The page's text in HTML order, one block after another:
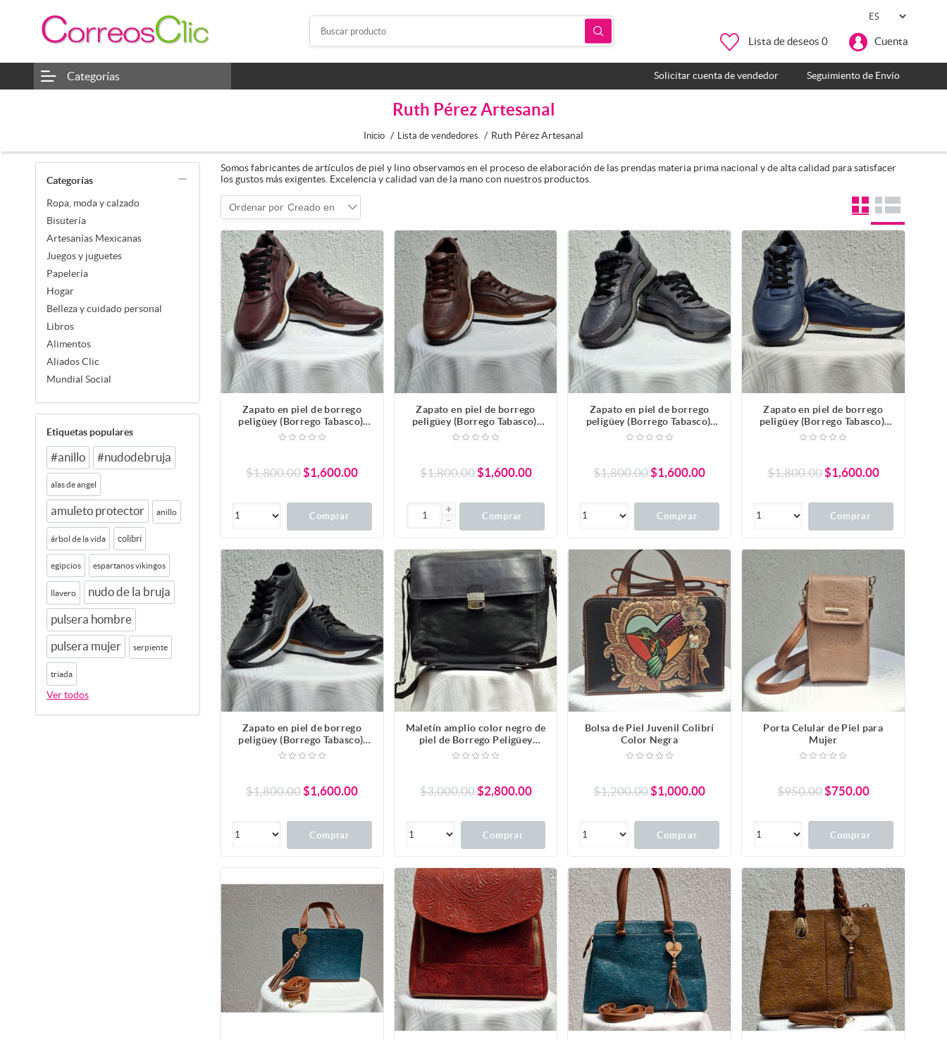
Lista de deseos 0 Cuenta
Categorías Solicitar cuenta de vendedor Seguimiento de Envío
Ruth Pérez Artesanal
Inicio / Lista de vendedores / Ruth Pérez Artesanal
Categorías
Ropa, moda y calzado
Bisutería
Artesanías Mexicanas
Juegos y juguetes
Papelería
Hogar
Belleza y cuidado personal
Libros
Alimentos
Aliados Clic
Mundial Social
Etiquetas populares
#anillo #nudodebruja
alas de angel
amuleto protector anillo
árbol de la vida colibri
egipcios espartanos vikingos
llavero nudo de la bruja
pulsera hombre
pulsera mujer serpiente
triada
Ver todos
Somos fabricantes de artículos de piel y lino observamos en el proceso de elaboración de las prendas materia prima nacional y de alta calidad para satisfacer
los gustos más exigentes. Excelencia y calidad van de la mano con nuestros productos.
Ordenar por Creado en
Zapato en piel de borrego
peligüey (Borrego Tabasco).
Color Tabaco
$1,800.00 $1,600.00
Comprar
Zapato en piel de borrego
peligüey (Borrego Tabasco).
Color Café con Grabado en
$1,800.00 $1,600.00
Comprar
Zapato en piel de borrego
peligüey (Borrego Tabasco).
Color Gris
$1,800.00 $1,600.00
Comprar
Zapato en piel de borrego
peligüey (Borrego Tabasco).
Color Azul Marino Unisex
$1,800.00 $1,600.00
Comprar
Zapato en piel de borrego
peligüey (Borrego Tabasco).
Color Negro. Unisex
$1,800.00$1,600.00
Comprar
Maletín amplio color negro de
piel de Borrego Peligüey
(Borrego Tabasco)
$3,000.00$2,800.00
Comprar
Bolsa de Piel Juvenil Colibrí
Color Negra
$1,200.00$1,000.00
Comprar
Porta Celular de Piel para
Mujer
$950.00$750.00
Comprar